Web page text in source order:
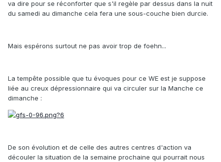
va dire pour se réconforter que s'il regèle par dessus dans la nuit
du samedi au dimanche cela fera une sous-couche bien durcie.
Mais espérons surtout ne pas avoir trop de foehn...
La tempête possible que tu évoques pour ce WE est je suppose
liée au creux dépressionnaire qui va circuler sur la Manche ce
dimanche :
De son évolution et de celle des autres centres d'action va
découler la situation de la semaine prochaine qui pourrait nous